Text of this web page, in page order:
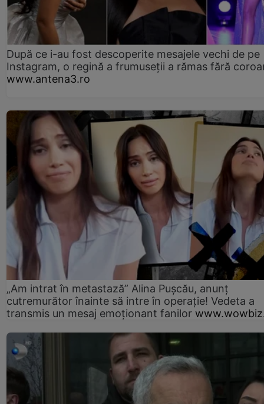
După ce i-au fost descoperite mesajele vechi de pe
Instagram, o regină a frumuseții a rămas fără
www.antena3.ro
„Am intrat în metastază” Alina Pușcău, anunț
cutremurător înainte să intre în operație! Vedeta a
transmis un mesaj emoționant fanilor